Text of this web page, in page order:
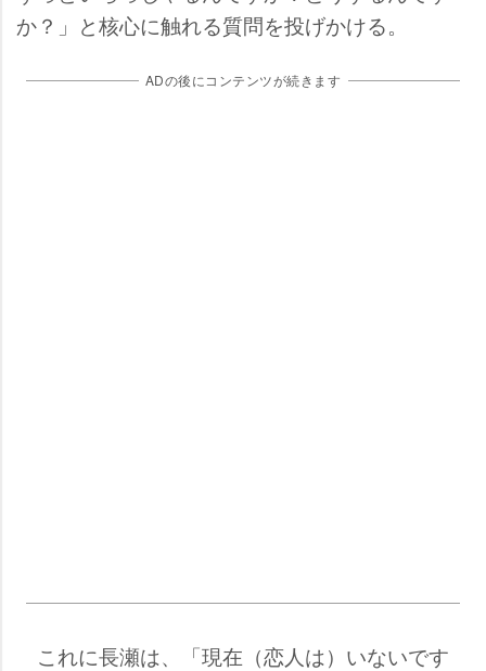
か？」と核心に触れる質問を投げかける。
ADの後にコンテンツが続きます
これに長瀬は、「現在（恋人は）いないです